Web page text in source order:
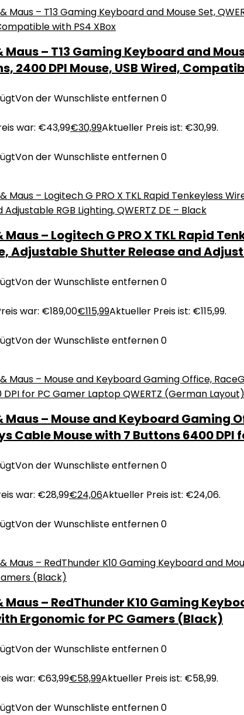
– T13 Gaming Keyboard and
2400 DPI Mouse, USB Wired,
Von der Wunschliste entfernen0
war: €43,99€30,99Aktueller Preis ist: €30,99.
Von der Wunschliste entfernen0
– Logitech G PRO X TKL Rapid
Adjustable Shutter Release and
Von der Wunschliste entfernen0
war: €189,00€115,99Aktueller Preis ist: €115,99.
Von der Wunschliste entfernen0
– Mouse and Keyboard Gaming
Cable Mouse with 7 Buttons 6400 DPI
Von der Wunschliste entfernen0
war: €28,99€24,06Aktueller Preis ist: €24,06.
Von der Wunschliste entfernen0
– RedThunder K10 Gaming
Ergonomic for PC Gamers (Black)
Von der Wunschliste entfernen0
war: €63,99€58,99Aktueller Preis ist: €58,99.
Von der Wunschliste entfernen0